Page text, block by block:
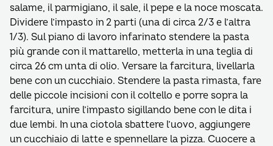
salame, il parmigiano, il sale, il pepe e la noce moscata.
Dividere l’impasto in 2 parti (una di circa 2/3 e l’altra
1/3). Sul piano di lavoro infarinato stendere la pasta
più grande con il mattarello, metterla in una teglia di
circa 26 cm unta di olio. Versare la farcitura, livellarla
bene con un cucchiaio. Stendere la pasta rimasta, fare
delle piccole incisioni con il coltello e porre sopra la
farcitura, unire l’impasto sigillando bene con le dita i
due lembi. In una ciotola sbattere l’uovo, aggiungere
un cucchiaio di latte e spennellare la pizza. Cuocere a